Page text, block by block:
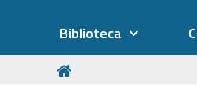
Biblioteca